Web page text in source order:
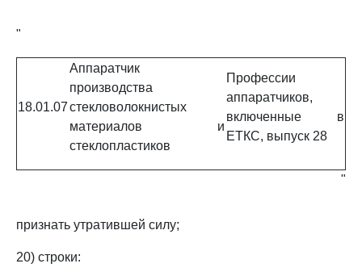
"
18.01.07
Аппаратчик
производства
стекловолокнистых
материалов и
стеклопластиков
Профессии
аппаратчиков,
включенные в
ЕТКС, выпуск 28
"
признать утратившей силу;
20) строки: